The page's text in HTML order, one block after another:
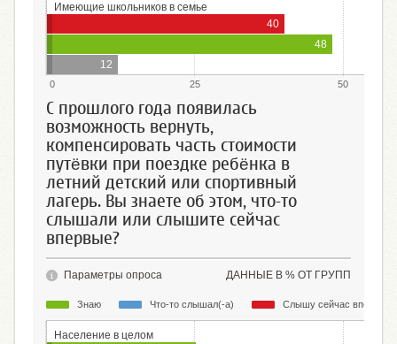
Имеющие школьников в семье
40
48
12
0 25 50
С прошлого года появилась
возможность вернуть,
компенсировать часть стоимости
путёвки при поездке ребёнка в
летний детский или спортивный
лагерь. Вы знаете об этом, что-то
слышали или слышите сейчас
впервые?
ДАННЫЕ В % ОТ ГРУПП
Параметры опроса
Знаю Что-то слышал(-а) Слышу сейчас впервые
Население в целом